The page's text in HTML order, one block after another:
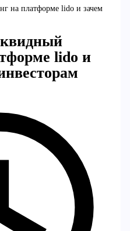
на платформе lido и зачем
lido и